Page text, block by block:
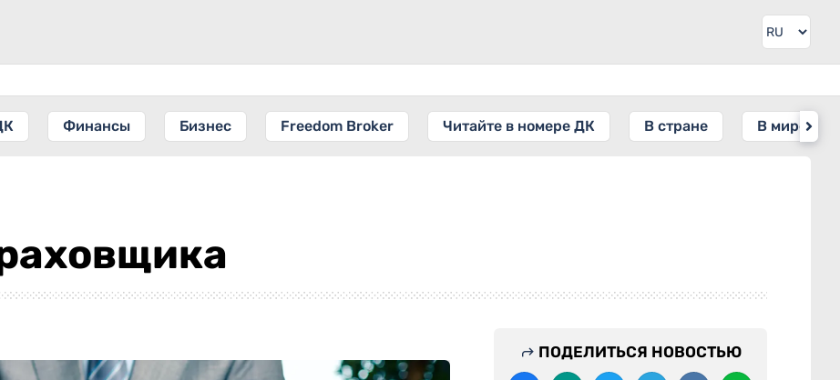
Финансы Бизнес Freedom Broker Читайте в номере ДК В стране В мире
ПОДЕЛИТЬСЯ НОВОСТЬЮ